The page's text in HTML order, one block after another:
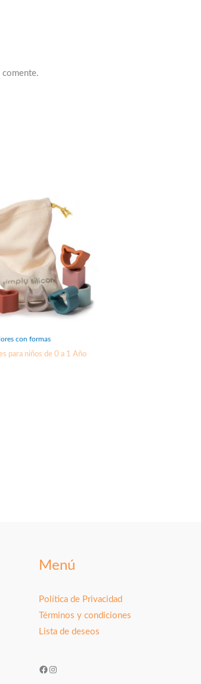
comente.
con formas
para niños de 0 a 1 Año
Menú
Política de Privacidad
Términos y condiciones
Lista de deseos
Facebook
Instagram